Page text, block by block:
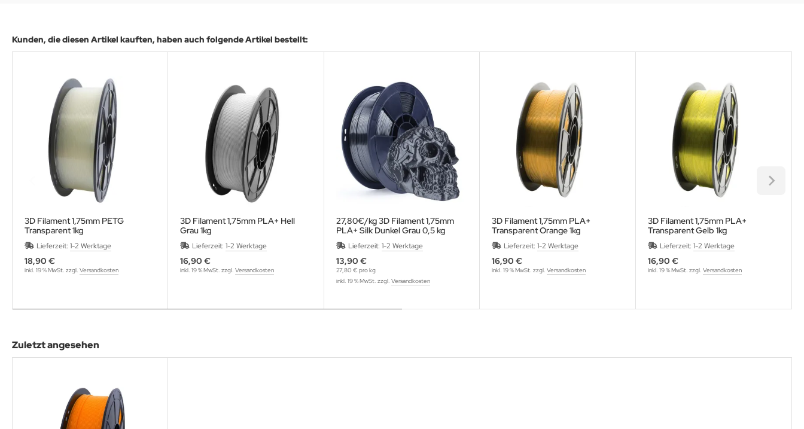
Kunden, die diesen Artikel kauften, haben auch folgende Artikel bestellt:
3D Filament 1,75mm PETG
Transparent 1kg
Lieferzeit: 1-2 Werktage
18,90 €
inkl. 19 % MwSt. zzgl. Versandkosten
3D Filament 1,75mm PLA+ Hell
Grau 1kg
Lieferzeit:1-2 Werktage
16,90 €
inkl. 19 % MwSt. zzgl.Versandkosten
27,80€/kg 3D Filament 1,75mm
PLA+ Silk Dunkel Grau 0,5 kg
Lieferzeit: 1-2 Werktage
13,90 €
27,80 € pro kg
inkl. 19 % MwSt. zzgl. Versandkosten
3D Filament 1,75mm PLA+
Transparent Orange 1kg
Lieferzeit:1-2 Werktage
16,90 €
inkl. 19 % MwSt. zzgl.Versandkosten
3D Filament 1,75mm PLA+
Transparent Gelb 1kg
Lieferzeit: 1-2 Werktage
16,90 €
inkl. 19 % MwSt. zzgl. Versandkosten
Zuletzt angesehen